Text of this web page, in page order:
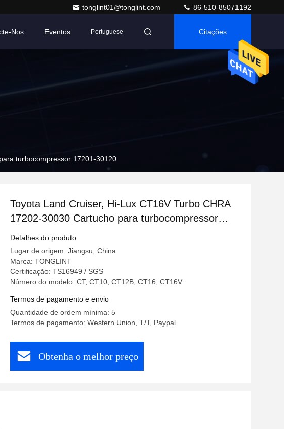
tonglint01@tonglint.com 86-510-85071192
Nos Eventos Portuguese Citações
turbocompressor 17201-30120
Toyota Land Cruiser, Hi-Lux CT16V Turbo CHRA
17202-30030 Cartucho para turbocompressor
17201-30120
Detalhes do produto
Lugar de origem: Jiangsu, China
Marca: TONGLINT
Certificação: TS16949 / SGS
Número do modelo: CT, CT10, CT12B, CT16, CT16V
Termos de pagamento e envio
Quantidade de ordem mínima: 5
Termos de pagamento: Western Union, T/T, Paypal
Obtenha o melhor preço